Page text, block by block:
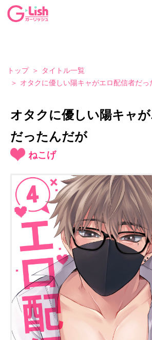
トップ
タイトル一覧
オタクに優しい陽キャがエロ配信者だっ
オタクに優しい陽キャ
だったんだが
ねこげ